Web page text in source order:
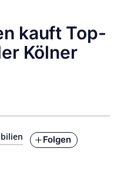
kauft Top-
Kölner
Folgen